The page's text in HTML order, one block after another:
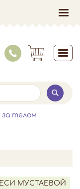
за телом
МУСТАЕВОЙ